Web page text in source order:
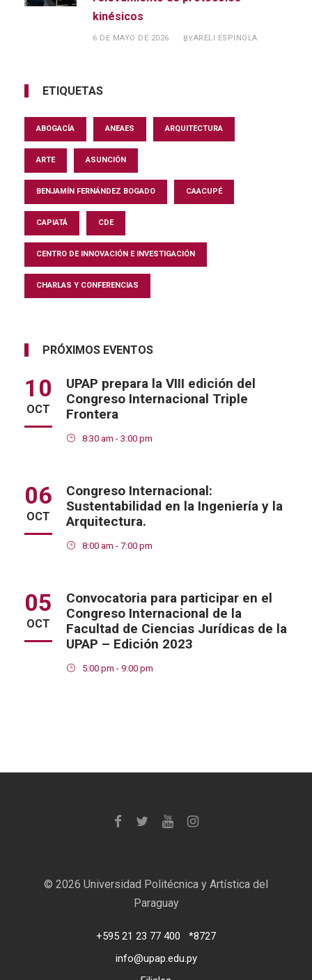
kinésicos
6 DE MAYO DE 2026 BYARELI ESPINOLA
ETIQUETAS
ABOGACÍA ANEAES ARQUITECTURA
ARTE ASUNCIÓN
BENJAMÍN FERNÁNDEZ BOGADO CAACUPÉ
CAPIATÁ CDE
CENTRO DE INNOVACIÓN E INVESTIGACIÓN
CHARLAS Y CONFERENCIAS
PRÓXIMOS EVENTOS
10
OCT
UPAP prepara la VIII edición del
Congreso Internacional Triple
Frontera
8:30 am - 3:00 pm
06
OCT
Congreso Internacional:
Sustentabilidad en la Ingeniería y la
Arquitectura.
8:00 am - 7:00 pm
05
OCT
Convocatoria para participar en el
Congreso Internacional de la
Facultad de Ciencias Jurídicas de la
UPAP – Edición 2023
5:00 pm - 9:00 pm
© 2026 Universidad Politécnica y Artística del
Paraguay
+595 21 23 77 400
*8727
info@upap.edu.py